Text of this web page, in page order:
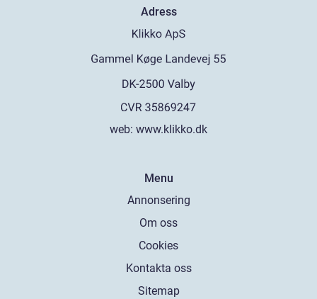
Adress
web: www.klikko.dk
Menu
Annonsering
Om oss
Cookies
Kontakta oss
Sitemap